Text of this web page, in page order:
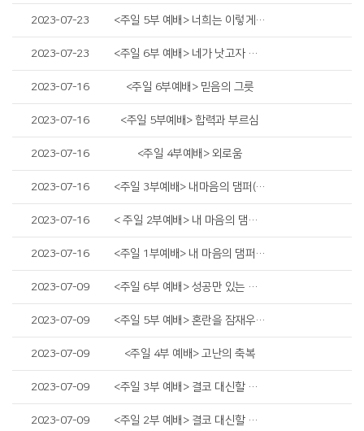
2023-07-23 <주일 5부 예배> 너희는 이렇게 기도하라
2023-07-23 <주일 6부 예배> 네가 낫고자 하느냐
2023-07-16 <주일 6부예배> 믿음의 그릇
2023-07-16 <주일 5부예배> 합력과 부르심
2023-07-16 <주일 4부예배> 외로움
2023-07-16 <주일 3부예배> 내마음의 댐퍼(damper)
2023-07-16 < 주일 2부예배> 내 마음의 댐퍼(damper)
2023-07-16 <주일 1부예배> 내 마음의 댐퍼(damper)
2023-07-09 <주일 6부 예배> 성공만 있는 성공은 없다
2023-07-09 <주일 5부 예배> 혼란을 잠재우는 법
2023-07-09 <주일 4부 예배> 고난의 축복
2023-07-09 <주일 3부 예배> 결코 대신할 수 없는것
2023-07-09 <주일 2부 예배> 결코 대신할 수 없는것